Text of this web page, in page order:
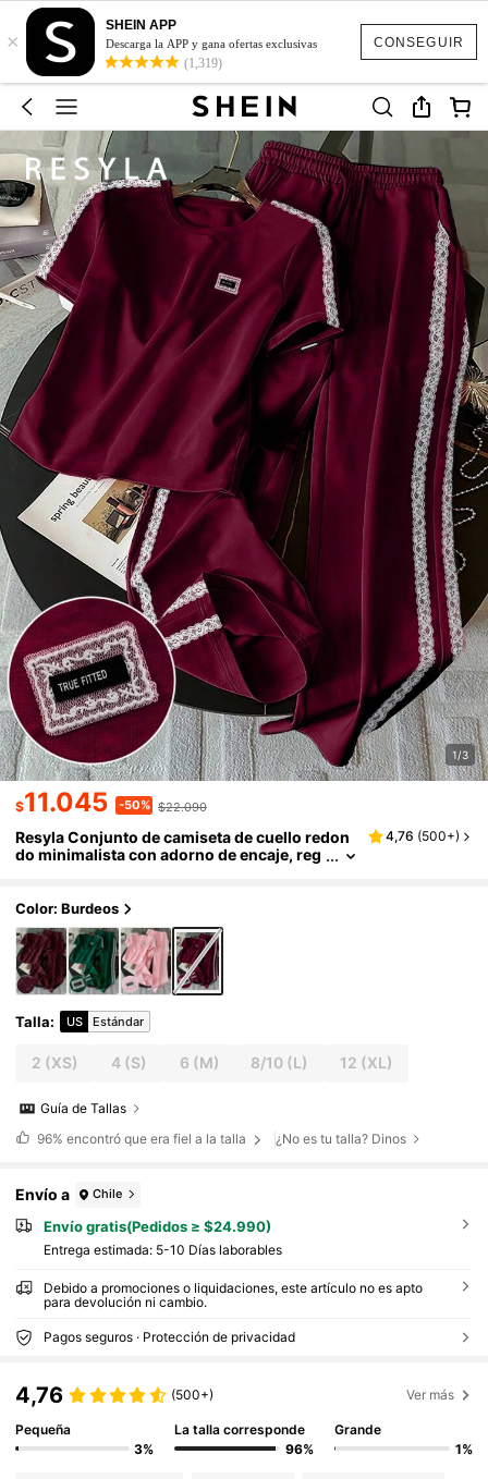
CONSEGUIR
×
SHEIN APP
Descarga la APP y gana ofertas exclusivas
(1,319)
1/3
$11.045 -50% $22.090
Resyla Conjunto de camiseta de cuello redon
do minimalista con adorno de encaje, reg
4,76 (500+)
Color: Burdeos
Talla: US Estándar
2 (XS) 4(S) 6 (M) 8/10 (L) 12 (XL)
Guía de Tallas
96% encontró que era fiel a la talla ¿No es tu talla? Dinos
Envío a Chile
Envío gratis(Pedidos ≥ $24.990)
Entrega estimada: 5-10 Días laborables
Debido a promociones o liquidaciones, este artículo no es apto
para devolución ni cambio.
Pagos seguros · Protección de privacidad
4,76 (500+) Ver más
Pequeña
3%
La talla corresponde
96%
Grande
1%